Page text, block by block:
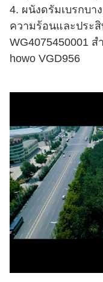
4. ผนังดรัมเบรกบา
ความร้อนและประ
WG4075450001
howo VGD956